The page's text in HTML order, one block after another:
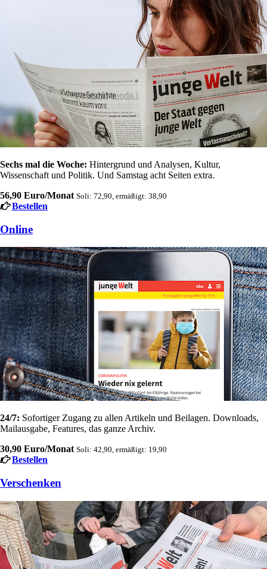
Sechs mal die Woche: Hintergrund und Analysen, Kultur,
Wissenschaft und Politik. Und Samstag acht Seiten extra.
56,90 Euro/Monat Soli: 72,90, ermäßigt: 38,90
Bestellen
Online
24/7: Sofortiger Zugang zu allen Artikeln und Beilagen. Downloads,
Mailausgabe, Features, das ganze Archiv.
30,90 Euro/Monat Soli: 42,90, ermäßigt: 19,90
Bestellen
Verschenken